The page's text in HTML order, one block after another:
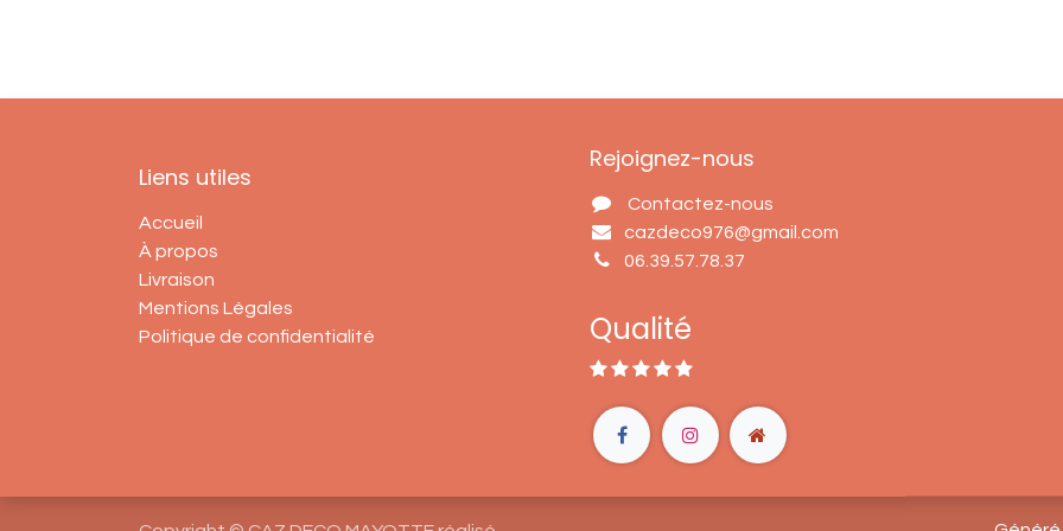
Liens utiles
Accueil
À propos
Livraison
Mentions Légales
Politique de confidentialité
Rejoignez-nous
Contactez-nous
cazdeco976@gmail.com
06.39.57.78.37
Qualité